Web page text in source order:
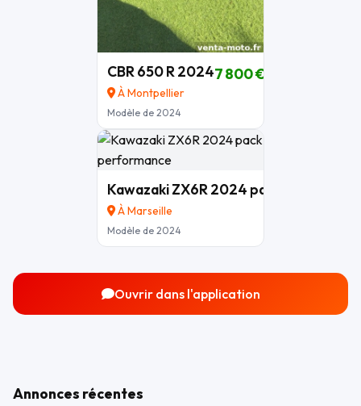
CBR 650 R 2024
À Montpellier
Modèle de 2024
7 800 €
Kawazaki ZX6R 2024 pack
À Marseille
Modèle de 2024
Ouvrir dans l'application
Annonces récentes